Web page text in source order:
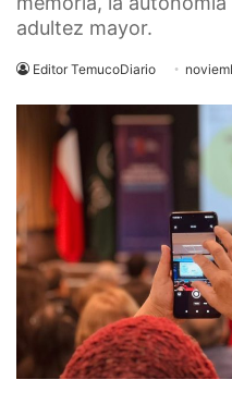
adultez mayor.
Editor TemucoDiario